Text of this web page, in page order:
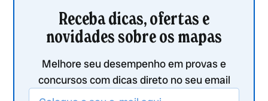
Receba dicas, ofertas e
novidades sobre os mapas
Melhore seu desempenho em provas e
concursos com dicas direto no seu email